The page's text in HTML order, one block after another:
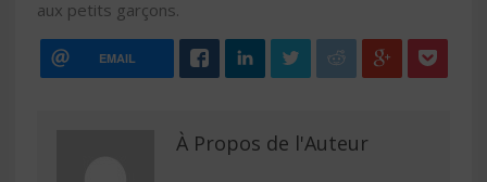
aux petits garçons.
EMAIL
À Propos de l'Auteur